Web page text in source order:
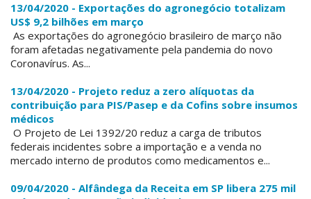
13/04/2020 - Exportações do agronegócio totalizam
US$ 9,2 bilhões em março
As exportações do agronegócio brasileiro de março não
foram afetadas negativamente pela pandemia do novo
Coronavírus. As...
13/04/2020 - Projeto reduz a zero alíquotas da
contribuição para PIS/Pasep e da Cofins sobre insumos
médicos
O Projeto de Lei 1392/20 reduz a carga de tributos
federais incidentes sobre a importação e a venda no
mercado interno de produtos como medicamentos e...
09/04/2020 - Alfândega da Receita em SP libera 275 mil